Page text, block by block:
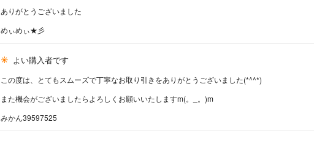
ありがとうございました
めぃめぃ★彡
よい購入者です
この度は、とてもスムーズで丁寧なお取り引きをありがとうございました(*^^*)
また機会がございましたらよろしくお願いいたしますm(。_。)m
みかん39597525